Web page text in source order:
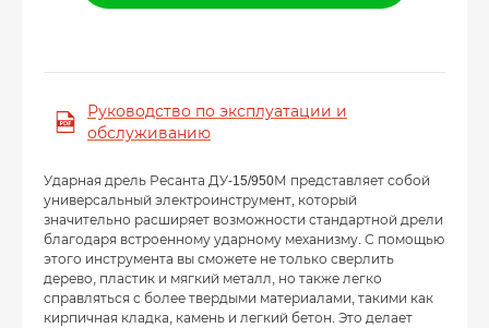
Руководство по эксплуатации и
обслуживанию
Ударная дрель Ресанта ДУ-15/950М представляет собой
универсальный электроинструмент, который
значительно расширяет возможности стандартной дрели
благодаря встроенному ударному механизму. С помощью
этого инструмента вы сможете не только сверлить
дерево, пластик и мягкий металл, но также легко
справляться с более твердыми материалами, такими как
кирпичная кладка, камень и легкий бетон. Это делает